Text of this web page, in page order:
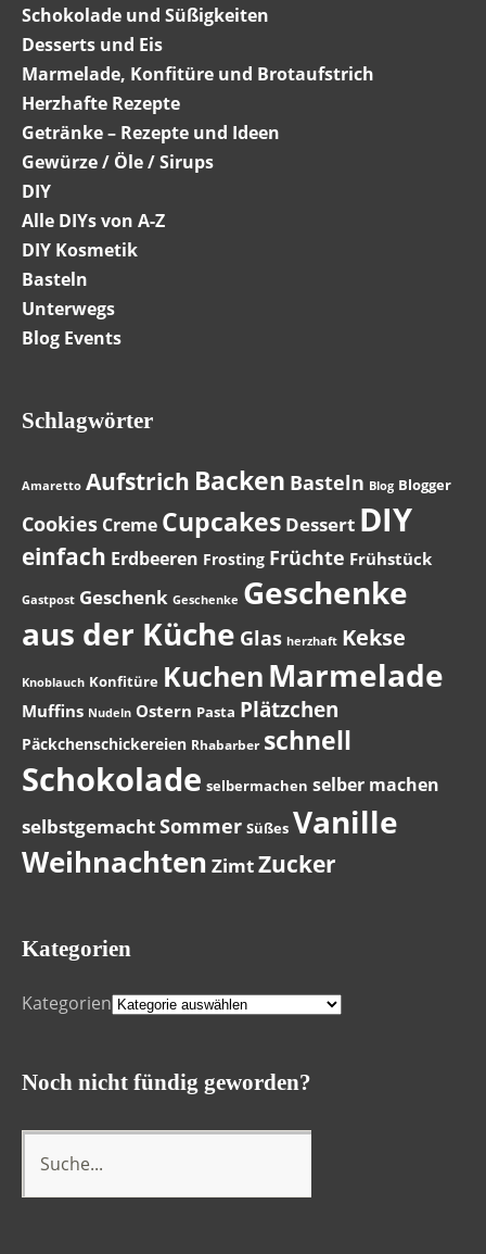
Schokolade und Süßigkeiten
Desserts und Eis
Marmelade, Konfitüre und Brotaufstrich
Herzhafte Rezepte
Getränke – Rezepte und Ideen
Gewürze / Öle / Sirups
DIY
Alle DIYs von A-Z
DIY Kosmetik
Basteln
Unterwegs
Blog Events
Schlagwörter
Amaretto Aufstrich Backen Basteln Blog Blogger
Cookies Creme Cupcakes Dessert DIY
einfach Erdbeeren Frosting Früchte Frühstück
Gastpost Geschenk Geschenke Geschenke
aus der Küche Glas herzhaft Kekse
Knoblauch Konfitüre Kuchen Marmelade
Muffins Nudeln Ostern Pasta Plätzchen
Päckchenschickereien Rhabarber schnell
Schokolade selbermachen selber machen
selbstgemachtSommer Süßes Vanille
Weihnachten ZimtZucker
Kategorien
Kategorien
Noch nicht fündig geworden?